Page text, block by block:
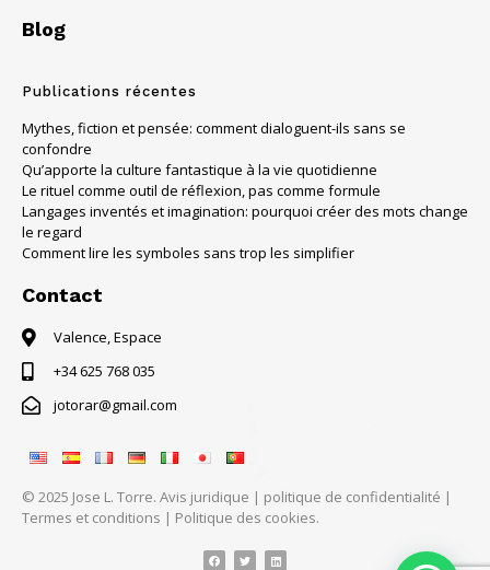
Blog
Publications récentes
Mythes, fiction et pensée: comment dialoguent-ils sans se
confondre
Qu’apporte la culture fantastique à la vie quotidienne
Le rituel comme outil de réflexion, pas comme formule
Langages inventés et imagination: pourquoi créer des mots change
le regard
Comment lire les symboles sans trop les simplifier
Contact
Valence, Espace
+34 625 768 035
jotorar@gmail.com
© 2025 Jose L. Torre. Avis juridique | politique de confidentialité |
Termes et conditions | Politique des cookies.